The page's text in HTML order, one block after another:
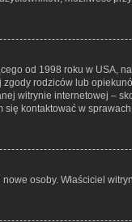
od 1998 roku w USA,
rodziców lub
witrynie internetowej –
kontaktować w
osoby. Właściciel